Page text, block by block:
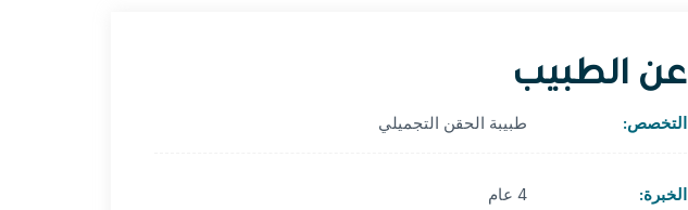
عن الطبيب
التخصص: طبيبة الحقن التجميلي
الخبرة: 4 عام